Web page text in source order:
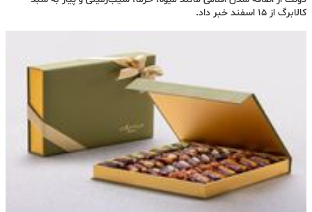
کالابرگ از 15 اسفند خبر داد.